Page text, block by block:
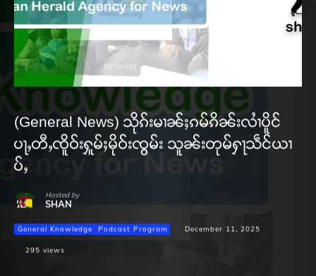
(General News) သိုၵ်းမၢၼ်ႈၵမ်ၵိၼ်းလၢႆပိူင်
ပႃႇတီႇၸိူဝ်းႁူမ်ႈမိုဝ်းၸွမ်း သူၼ်းတုမ်ႁႃသဵင်ယၢ
ပ်ႇ
Hosted by
SHAN
General Knowledge Podcast Program December 11, 2025
295 views